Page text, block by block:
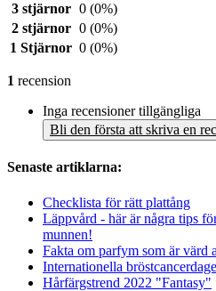
3 stjärnor 0 (0%)
2 stjärnor 0 (0%)
1 Stjärnor 0 (0%)
1 recension
Inga recensioner tillgängliga
Bli den första att skriva en
Senaste artiklarna:
Checklista för rätt plattång
Läppvård - här är några tips
munnen!
Fakta om parfym som är värd
Internationella
Hårfärgstrend 2022 "Fantasy"